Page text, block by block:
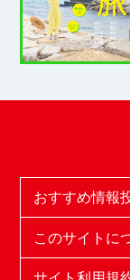
おすすめ情報
このサイトに